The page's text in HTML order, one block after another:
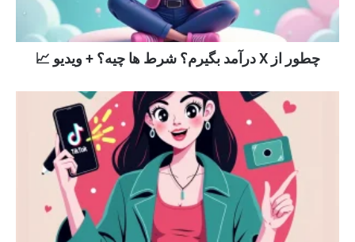
چطور از X درآمد بگیرم؟ شرط ها چیه؟ + ویدیو 📈